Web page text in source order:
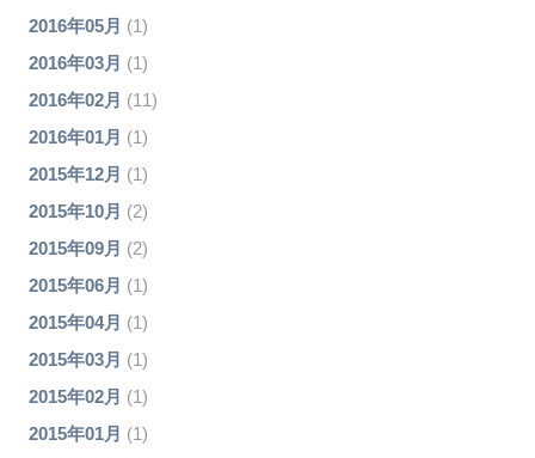
2016年05月 (1)
2016年03月 (1)
2016年02月 (11)
2016年01月 (1)
2015年12月 (1)
2015年10月 (2)
2015年09月 (2)
2015年06月 (1)
2015年04月 (1)
2015年03月 (1)
2015年02月 (1)
2015年01月 (1)